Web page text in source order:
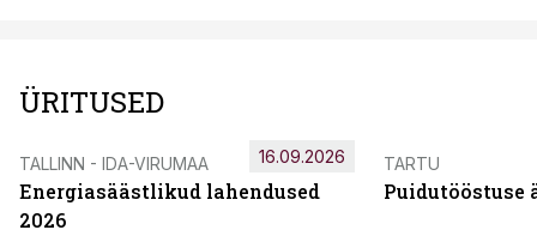
ÜRITUSED
TALLINN - IDA-VIRUMAA
Energiasäästlikud lahendused
2026
16.09.2026 TARTU
Puidutööstuse